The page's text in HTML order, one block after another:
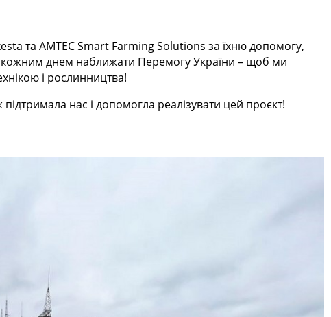
та AMTEC Smart Farming Solutions за їхню допомогу,
кожним днем наближати Перемогу України – щоб ми
і рослинництва!
підтримала нас і допомогла реалізувати цей проєкт!